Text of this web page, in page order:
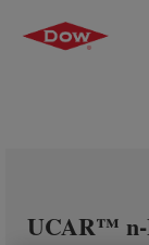
UCAR™ n-